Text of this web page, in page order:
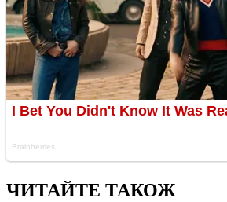
ЧИТАЙТЕ ТАКОЖ